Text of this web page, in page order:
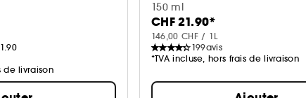
de livraison
Nettoyant
150 ml
CHF 21.90*
146,00 CHF / 1L
199avis
*TVA incluse, hors frais de livraison